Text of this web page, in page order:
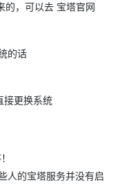
的，可以去 宝塔官网
的话
接更换系统
人的宝塔服务并没有启